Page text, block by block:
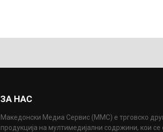
ЗА НАС
Македонски Медиа Сервис (ММС) е трговско
продукција на мултимедијални содржини, кои